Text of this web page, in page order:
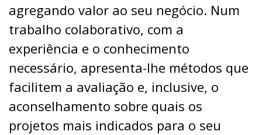
agregando valor ao seu negócio. Num
trabalho colaborativo, com a
experiência e o conhecimento
necessário, apresenta-lhe métodos que
facilitem a avaliação e, inclusive, o
aconselhamento sobre quais os
projetos mais indicados para o seu